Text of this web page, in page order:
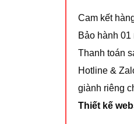
Cam kết
Bảo hành 01
Thanh toán
Hotline &
giành riêng
Thiết kế